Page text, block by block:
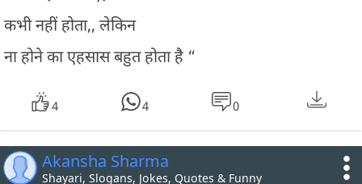
कभी नहीं होता,, लेकिन
ना होने का एहसास बहुत होता है “
4 4 0
Akansha Sharma
Shayari, Slogans, Jokes, Quotes & Funny